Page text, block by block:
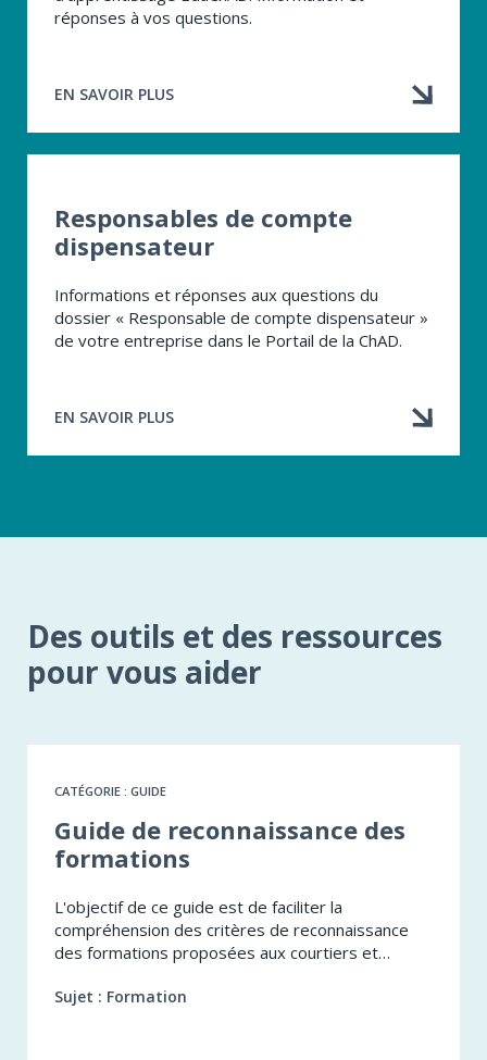
réponses à vos questions.
EN SAVOIR PLUS
À
COMPTE
«
EMPLOYEUR
Responsables de compte
dispensateur
Informations et réponses aux questions du
dossier « Responsable de compte dispensateur »
de votre entreprise dans le Portail de la ChAD.
EN SAVOIR PLUS
À
Des outils et des ressources
pour vous aider
CATÉGORIE : GUIDE
​Guide de reconnaissance des
formations
L'objectif de ce guide est de faciliter la
compréhension des critères de reconnaissance
des formations proposées aux courtiers et
experts en sinistre.
Sujet : Formation